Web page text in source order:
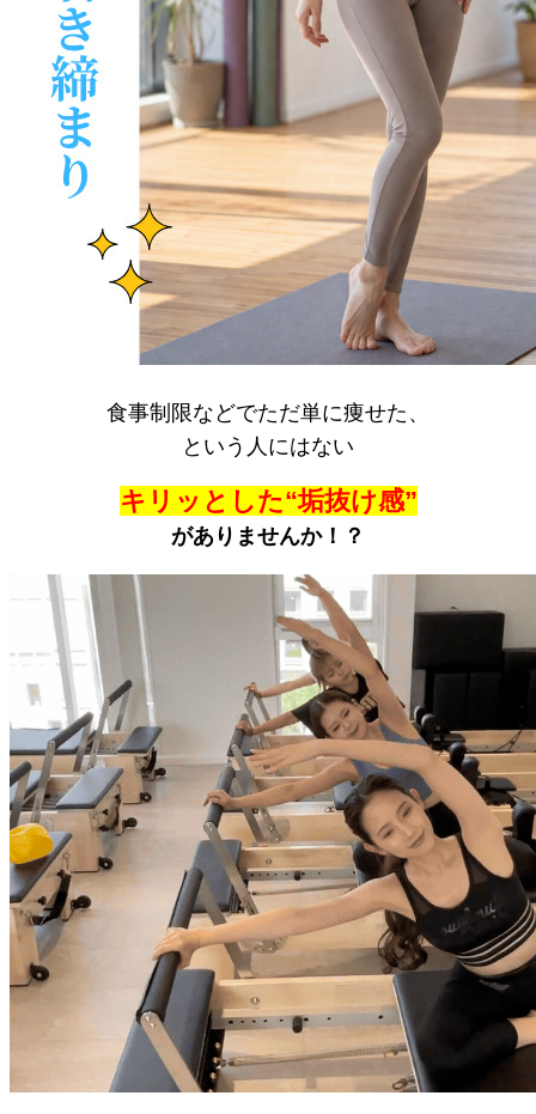
食事制限などでただ単に痩せた、
という人にはない
キリッとした“垢抜け感”
がありませんか！？